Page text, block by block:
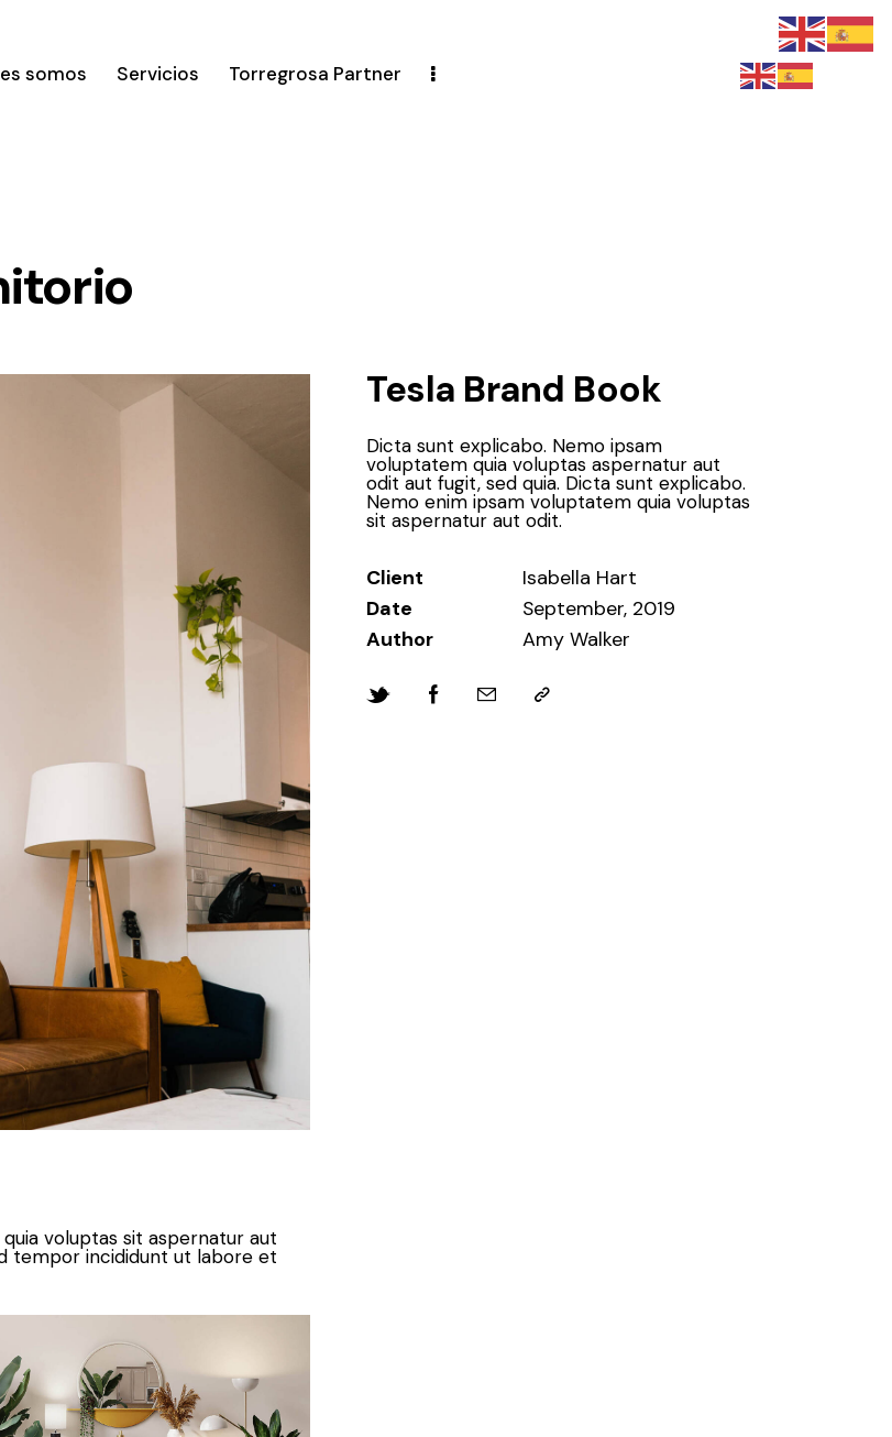
somos Servicios Torregrosa Partner
voluptas sit aspernatur aut
tempor incididunt ut labore et
Tesla Brand Book
Dicta sunt explicabo. Nemo ipsam
voluptatem quia voluptas aspernatur aut
odit aut fugit, sed quia. Dicta sunt explicabo.
Nemo enim ipsam voluptatem quia voluptas
sit aspernatur aut odit.
Client
Isabella Hart
Date
September, 2019
Author
Amy Walker